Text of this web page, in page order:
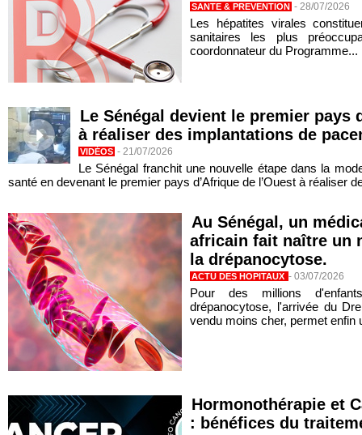
SANTE & PREVENTION -28/07/2026
Les hépatites virales
sanitaires les plus
coordonnateur du Programme...
Le Sénégal devient le premier pays
à réaliser des implantations de
VIDÉOS -21/07/2026
Le Sénégal franchit une nouvelle étape dans la
santé en devenant le premier pays d’Afrique de l’Ouest à réaliser
Au Sénégal, un
africain fait naître un
la drépanocytose.
ACTU DES HOPITAUX -03/07/2026
Pour des millions
drépanocytose, l'arrivée du
vendu moins cher, permet enfin
Hormonothérapie et
: bénéfices du